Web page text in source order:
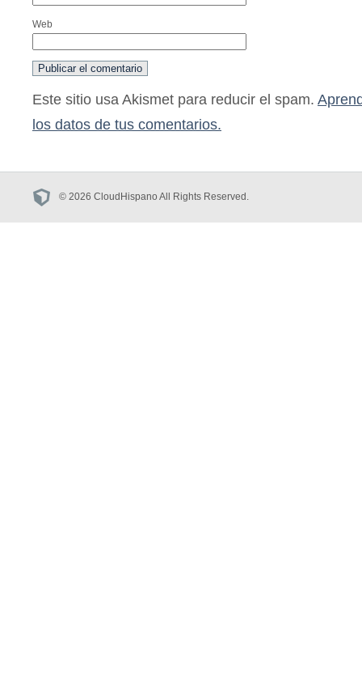
Web
Este sitio usa Akismet para reducir el spam.
los datos de tus comentarios.
© 2026 CloudHispano All Rights Reserved.